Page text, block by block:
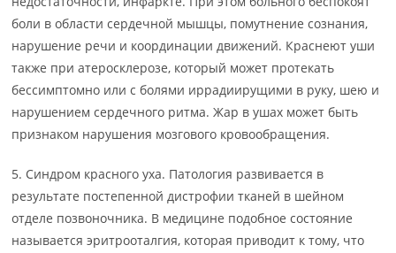
боли в области сердечной мышцы, помутнение сознания,
нарушение речи и координации движений. Краснеют уши
также при атеросклерозе, который может протекать
бессимптомно или с болями иррадиирущими в руку, шею и
нарушением сердечного ритма. Жар в ушах может быть
признаком нарушения мозгового кровообращения.
5. Синдром красного уха. Патология развивается в
результате постепенной дистрофии тканей в шейном
отделе позвоночника. В медицине подобное состояние
называется эритрооталгия, которая приводит к тому, что